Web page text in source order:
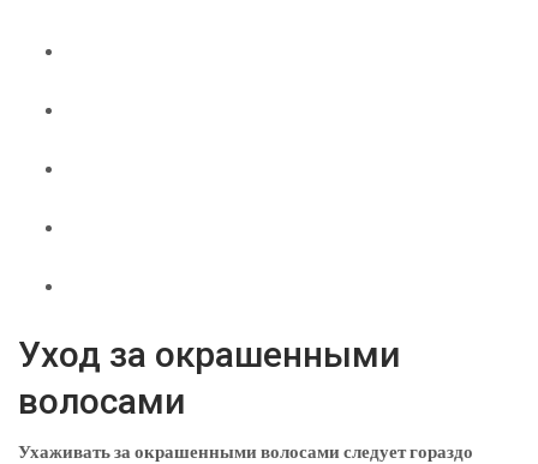
Уход за окрашенными
волосами
Ухаживать за окрашенными волосами следует гораздо